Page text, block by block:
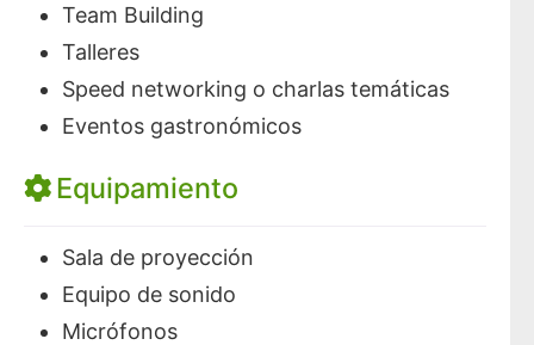
Team Building
Talleres
Speed networking o charlas temáticas
Eventos gastronómicos
Equipamiento
Sala de proyección
Equipo de sonido
Micrófonos